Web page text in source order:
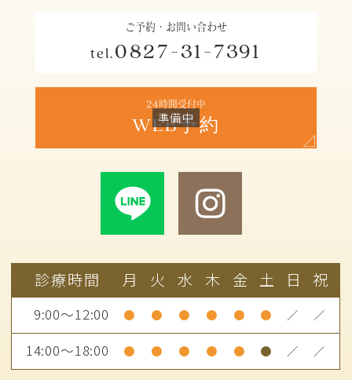
ご予約・お問い合わせ
tel.0827-31-7391
24時間受付中
WEB予約
診療時間 月 火 水 木 金 土 日 祝
9:00～12:00 ● ● ● ● ● ● ／ ／
14:00～18:00 ● ● ● ● ● ● ／ ／